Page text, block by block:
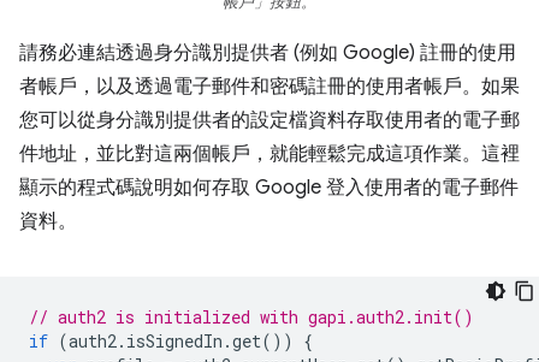
請務必連結透過身分識別提供者 (例如 Google) 註冊的使用
者帳戶，以及透過電子郵件和密碼註冊的使用者帳戶。如果
您可以從身分識別提供者的設定檔資料存取使用者的電子郵
件地址，並比對這兩個帳戶，就能輕鬆完成這項作業。這裡
顯示的程式碼說明如何存取 Google 登入使用者的電子郵件
資料。
// auth2 is initialized with gapi.auth2.init()
if (auth2. isSignedIn .get())
{